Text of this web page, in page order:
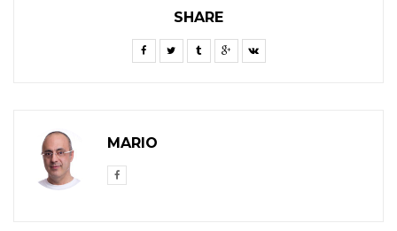
SHARE
MARIO